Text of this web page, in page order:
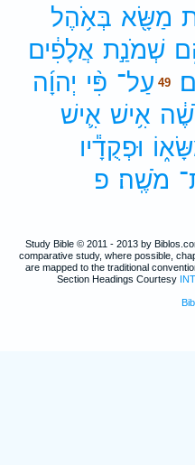
מַשָּׂ֖א בְּאֹ֥הֶל
שְׁמֹנַ֣ת אֲלָפִ֔ים
49 עַל־ פִּ֨י יְהוָ֜ה
אִ֥ישׁ אִ֛ישׁ
וּפְקֻדָ֕יו
מֹשֶֽׁה׃ פ
Study Bible © 2011 - 2013 by
comparative study, where possible,
are mapped to the traditional
Section Headings Courtesy